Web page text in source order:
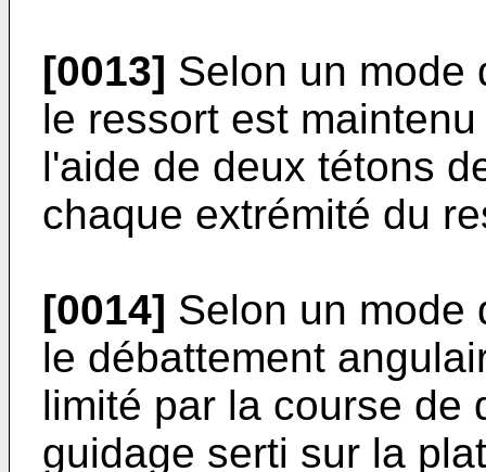
[0013] Selon un mode
le ressort est
l'aide de deux tétons
chaque extrémité du
[0014] Selon un mode
le débattement
limité par la course de
guidage serti sur la